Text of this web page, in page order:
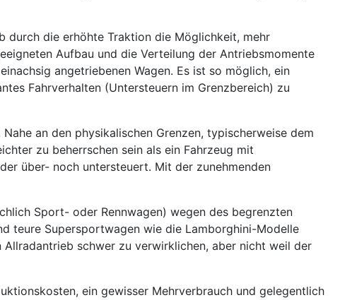
durch die erhöhte Traktion die Möglichkeit, mehr
Aufbau und die Verteilung der Antriebsmomente
angetriebenen Wagen. Es ist so möglich, ein
Fahrverhalten (Untersteuern im Grenzbereich) zu
an den physikalischen Grenzen, typischerweise dem
zu beherrschen sein als ein Fahrzeug mit
über- noch untersteuert. Mit der zunehmenden
Sport- oder Rennwagen) wegen des begrenzten
teure Supersportwagen wie die Lamborghini-Modelle
schwer zu verwirklichen, aber nicht weil der
ein gewisser Mehrverbrauch und gelegentlich